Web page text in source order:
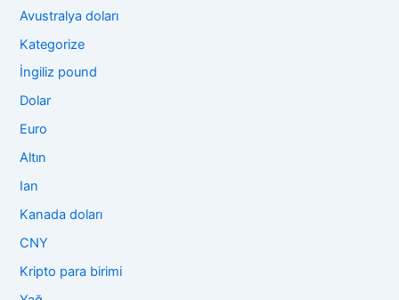
Avustralya doları
Kategorize
İngiliz pound
Dolar
Euro
Altın
Ian
Kanada doları
CNY
Kripto para birimi